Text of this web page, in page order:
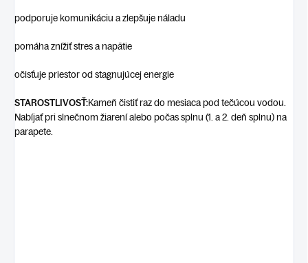
podporuje komunikáciu a zlepšuje náladu
pomáha znížiť stres a napätie
očisťuje priestor od stagnujúcej energie
STAROSTLIVOSŤ:Kameň čistiť raz do mesiaca pod tečúcou vodou.
Nabíjať pri slnečnom žiarení alebo počas splnu (1. a 2. deň splnu) na
parapete.